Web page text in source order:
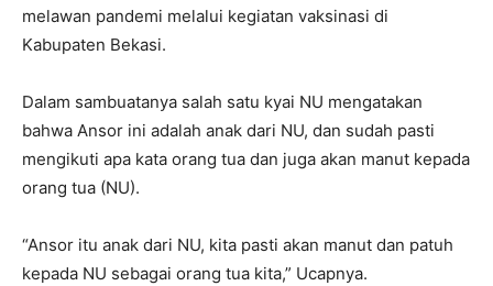
melawan pandemi melalui kegiatan vaksinasi di
Kabupaten Bekasi.
Dalam sambuatanya salah satu kyai NU mengatakan
bahwa Ansor ini adalah anak dari NU, dan sudah pasti
mengikuti apa kata orang tua dan juga akan manut kepada
orang tua (NU).
“Ansor itu anak dari NU, kita pasti akan manut dan patuh
kepada NU sebagai orang tua kita,” Ucapnya.